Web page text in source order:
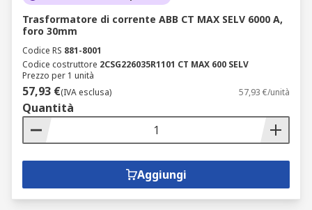
Trasformatore di corrente ABB CT MAX SELV 6000 A,
foro 30mm
Codice RS 881-8001
Codice costruttore 2CSG226035R1101 CT MAX 600 SELV
Prezzo per 1 unità
57,93 €(IVA esclusa) 57,93 €/unità
Quantità
Aggiungi